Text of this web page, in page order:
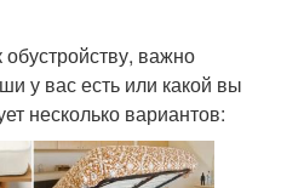
Ниша под батарею
важно
у вас есть или какой вы
несколько вариантов: